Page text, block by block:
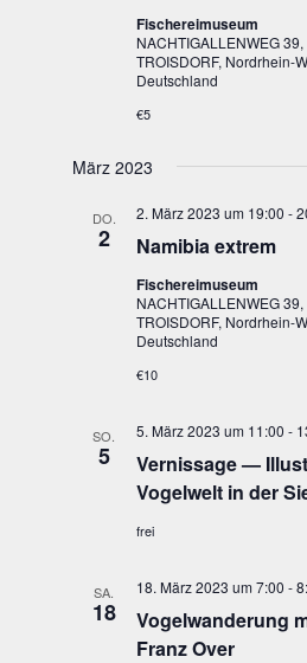
Fischereimuseum
NACHTIGALLENWEG 39,
TROISDORF, Nordrhein-
Deutschland
€5
März 2023
DO.
2 Nami­bia extrem
2. März 2023 um 19:00 -
Fischereimuseum
NACHTIGALLENWEG 39,
TROISDORF, Nordrhein-
Deutschland
€10
SO.
5
Ver­nis­sa­ge —
Vogel­welt in der
5. März 2023 um 11:00 -
frei
SA.
18
Vogel­wan­de­rung
Franz Over
18. März 2023 um 7:00 -